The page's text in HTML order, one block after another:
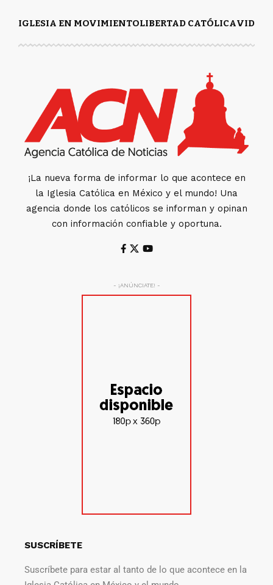
IGLESIA EN MOVIMIENTOLIBERTAD CATÓLICAVIDA
¡La nueva forma de informar lo que acontece en
la Iglesia Católica en México y el mundo! Una
agencia donde los católicos se informan y opinan
con información confiable y oportuna.
- ¡ANÚNCIATE! -
SUSCRÍBETE
Suscríbete para estar al tanto de lo que acontece en la